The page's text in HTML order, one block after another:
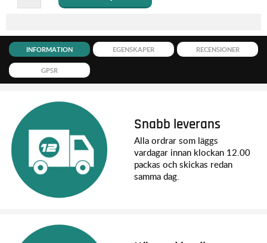
INFORMATION EGENSKAPER RECENSIONER
GPSR
Snabb leverans
Alla ordrar som läggs
vardagar innan klockan 12.00
packas och skickas redan
samma dag.